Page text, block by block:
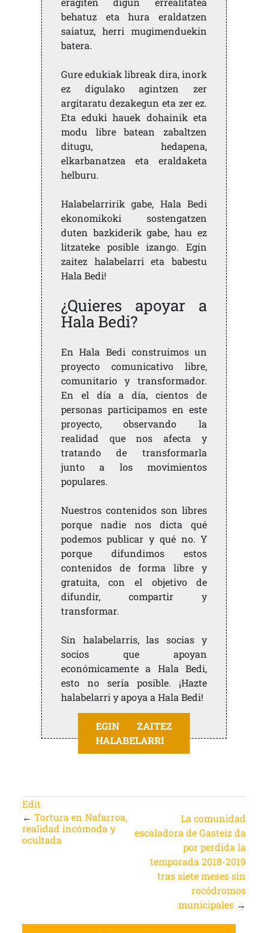
behatuz eta hura eraldatzen
saiatuz, herri mugimenduekin
batera.
Gure edukiak libreak dira, inork
ez digulako agintzen zer
argitaratu dezakegun eta zer ez.
Eta eduki hauek dohainik eta
modu libre batean zabaltzen
ditugu, hedapena,
elkarbanatzea eta eraldaketa
helburu.
Halabelarririk gabe, Hala Bedi
ekonomikoki sostengatzen
duten bazkiderik gabe, hau ez
litzateke posible izango. Egin
zaitez halabelarri eta babestu
Hala Bedi!
¿Quieres apoyar a
Hala Bedi?
En Hala Bedi construimos un
proyecto comunicativo libre,
comunitario y transformador.
En el día a día, cientos de
personas participamos en este
proyecto, observando la
realidad que nos afecta y
tratando de transformarla
junto a los movimientos
populares.
Nuestros contenidos son libres
porque nadie nos dicta qué
podemos publicar y qué no. Y
porque difundimos estos
contenidos de forma libre y
gratuita, con el objetivo de
difundir, compartir y
transformar.
Sin halabelarris, las socias y
socios que apoyan
económicamente a Hala Bedi,
esto no sería posible. ¡Hazte
halabelarri y apoya a Hala Bedi!
EGIN ZAITEZ
HALABELARRI
Edit
← Tortura en Nafarroa,
realidad incómoda y
ocultada
La comunidad
escaladora de Gasteiz da
por perdida la
temporada 2018-2019
tras siete meses sin
rocódromos
municipales →